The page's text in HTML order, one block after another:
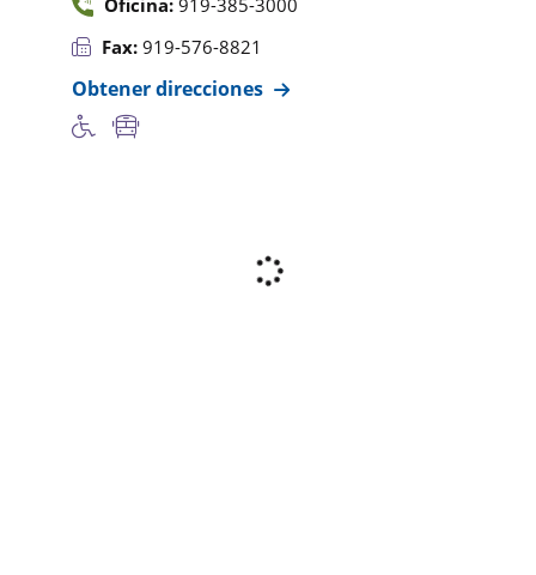
Fax: 919-576-8821
Obtener direcciones